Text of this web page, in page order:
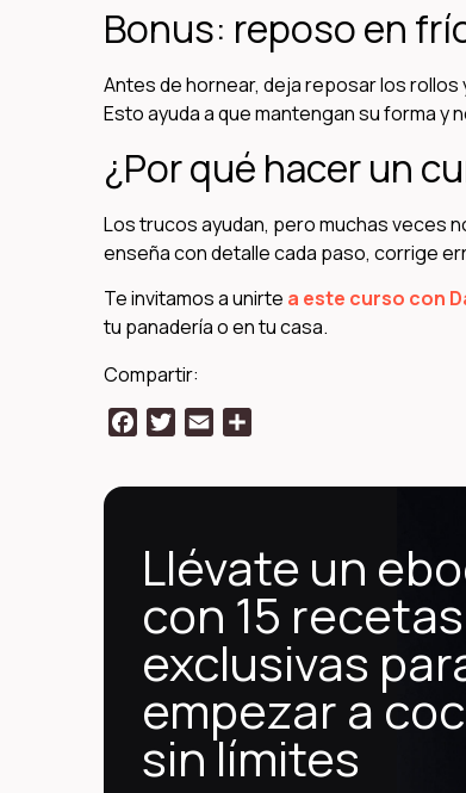
Bonus: reposo en
Antes de hornear, deja reposar los rollos
Esto ayuda a que mantengan su forma y
¿Por qué hacer un
Los trucos ayudan, pero muchas veces
enseña con detalle cada paso, corrige
Te invitamos a unirte a este curso con
tu panadería o en tu casa.
Compartir:
FacebookTwitterEmail
Llévate un
con 15 recetas
exclusivas
empezar a
sin límites